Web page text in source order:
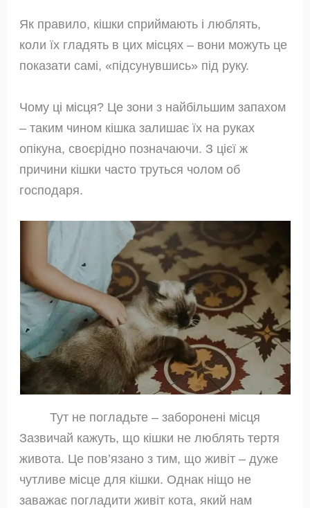
Як правило, кішки сприймають і люблять,
коли їх гладять в цих місцях – вони можуть це
показати самі, «підсунувшись» під руку.
Чому ці місця? Це зони з найбільшим запахом
– таким чином кішка залишає їх на руках
опікуна, своєрідно позначаючи. З цієї ж
причини кішки часто труться чолом об
господаря.
Тут не погладьте – заборонені місця
Зазвичай кажуть, що кішки не люблять тертя
живота. Це пов’язано з тим, що живіт – дуже
чутливе місце для кішки. Однак ніщо не
заважає погладити живіт кота, який нам